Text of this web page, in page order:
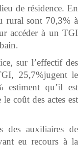
de résidence. En
rural sont 70,3% à
accéder à un TGI
sur l’effectif des
25,7%jugent le
estiment qu’il est
coût des actes est
des auxiliaires de
eu recours à la